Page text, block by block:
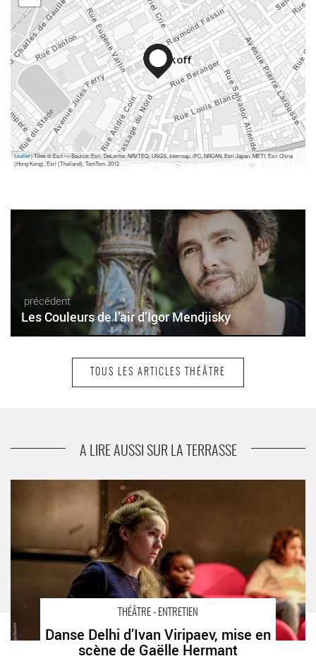
Leaflet| Tiles © Esri — Source: Esri, DeLorme, NAVTEQ, USGS, Intermap, iPC, NRCAN, Esri Japan, METI, Esri China
(Hong Kong), Esri (Thailand), TomTom, 2012
précédent
Les Couleurs de l’air d’Igor Mendjisky
Nakache
TOUS LES ARTICLES THÉÂTRE
A LIRE AUSSI SUR LA TERRASSE
THÉÂTRE - ENTRETIEN
Danse Delhi d’Ivan Viripaev, mise en
scène de Gaëlle Hermant
Danse Delhi d’Ivan Viripaev, mise en scène de Gaëlle Hermant -
Critique sortie Théâtre saint denis Théâtre Gérard Philipe